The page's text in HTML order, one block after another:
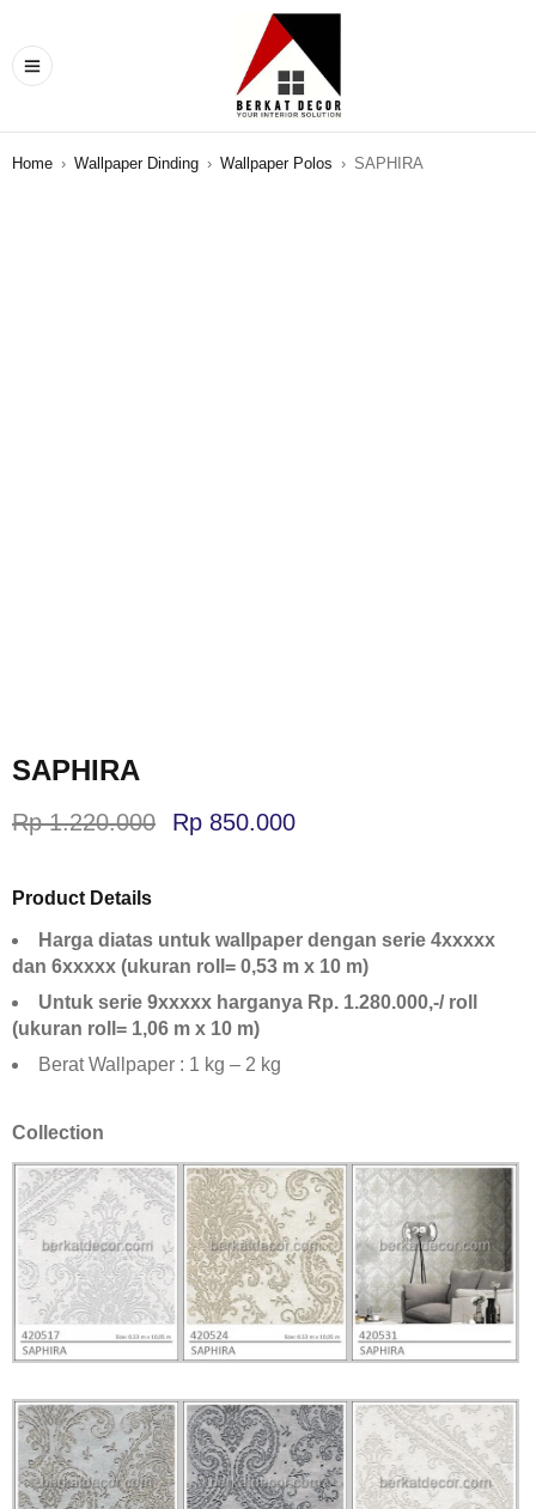
Home › Wallpaper Dinding › Wallpaper Polos › SAPHIRA
SAPHIRA
Rp1.220.000 Rp 850.000
Product Details
Harga diatas untuk wallpaper dengan serie 4xxxxx
dan 6xxxxx (ukuran roll= 0,53 m x 10 m)
Untuk serie 9xxxxx harganya Rp. 1.280.000,-/ roll
(ukuran roll= 1,06 m x 10 m)
Berat Wallpaper : 1 kg – 2 kg
Collection